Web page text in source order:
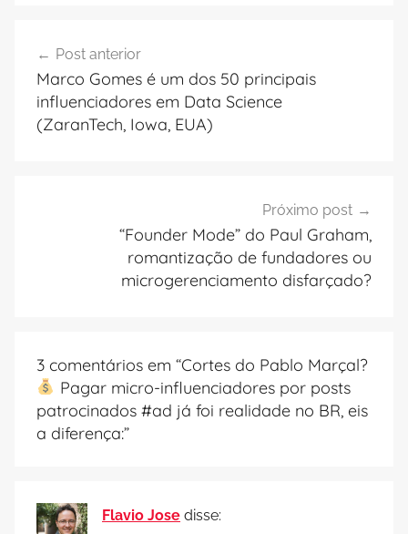
de
Post
Post anterior
Marco Gomes é um dos 50 principais
influenciadores em Data Science
(ZaranTech, Iowa, EUA)
Próximo post
“Founder Mode” do Paul Graham,
romantização de fundadores ou
microgerenciamento disfarçado?
3 comentários em “Cortes do Pablo Marçal?
Pagar micro-influenciadores por posts
patrocinados #ad já foi realidade no BR, eis
a diferença:”
Flavio Jose disse: